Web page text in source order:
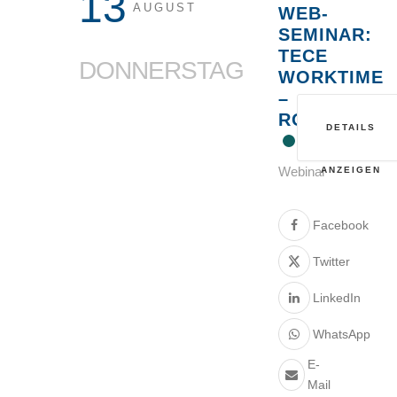
AUGUST
DONNERSTAG
WEB-
SEMINAR:
TECE
WORKTIME
–
Webinar
Facebook
Twitter
LinkedIn
WhatsApp
E-
Mail
DETAILS
ANZEIGEN